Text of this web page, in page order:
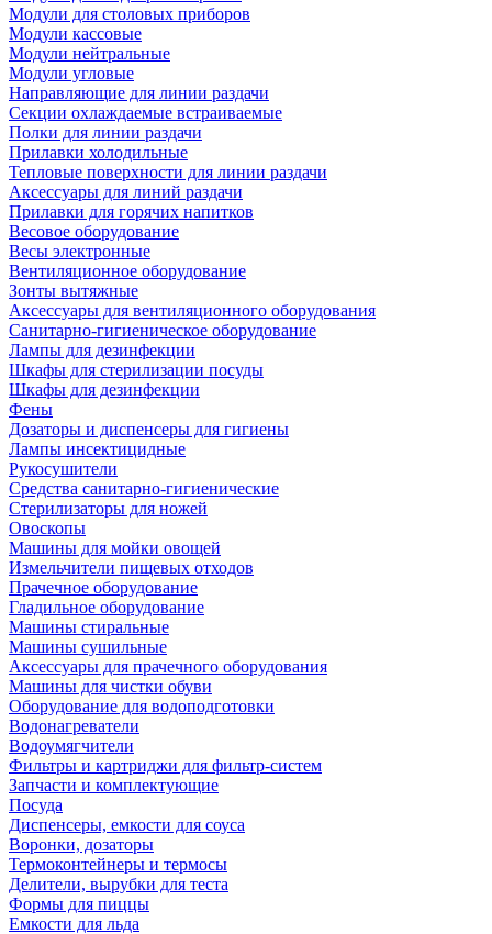
Модули для столовых приборов
Модули кассовые
Модули нейтральные
Модули угловые
Направляющие для линии раздачи
Секции охлаждаемые встраиваемые
Полки для линии раздачи
Прилавки холодильные
Тепловые поверхности для линии раздачи
Аксессуары для линий раздачи
Прилавки для горячих напитков
Весовое оборудование
Весы электронные
Вентиляционное оборудование
Зонты вытяжные
Аксессуары для вентиляционного оборудования
Санитарно-гигиеническое оборудование
Лампы для дезинфекции
Шкафы для стерилизации посуды
Шкафы для дезинфекции
Фены
Дозаторы и диспенсеры для гигиены
Лампы инсектицидные
Рукосушители
Средства санитарно-гигиенические
Стерилизаторы для ножей
Овоскопы
Машины для мойки овощей
Измельчители пищевых отходов
Прачечное оборудование
Гладильное оборудование
Машины стиральные
Машины сушильные
Аксессуары для прачечного оборудования
Машины для чистки обуви
Оборудование для водоподготовки
Водонагреватели
Водоумягчители
Фильтры и картриджи для фильтр-систем
Запчасти и комплектующие
Посуда
Диспенсеры, емкости для соуса
Воронки, дозаторы
Термоконтейнеры и термосы
Делители, вырубки для теста
Формы для пиццы
Емкости для льда